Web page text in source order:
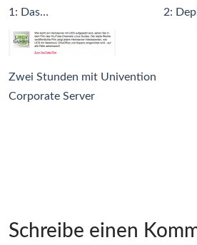
1: Das…
2:
Zwei Stunden mit Univention
Corporate Server
Schreibe einen